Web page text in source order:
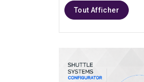
Tout Afficher